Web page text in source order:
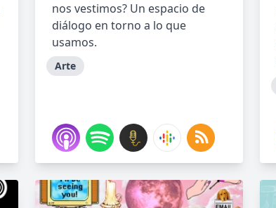
nos vestimos? Un espacio de
diálogo en torno a lo que
usamos.
Arte